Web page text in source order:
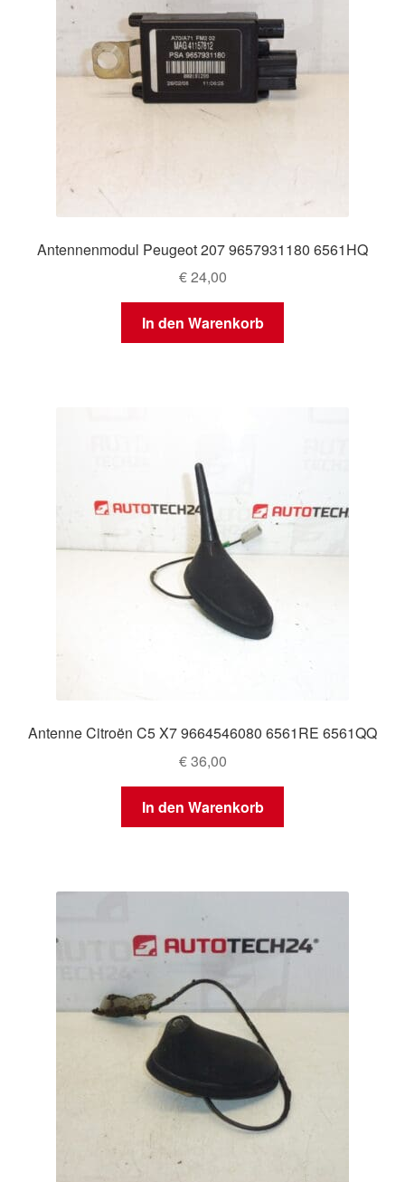
Antennenmodul Peugeot 207 9657931180 6561HQ
€24,00
In den Warenkorb
Antenne Citroën C5 X7 9664546080 6561RE 6561QQ
€36,00
In den Warenkorb